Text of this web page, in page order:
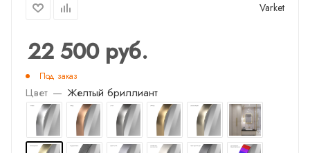
Varket
22 500руб.
Под заказ
Цвет — Желтый бриллиант